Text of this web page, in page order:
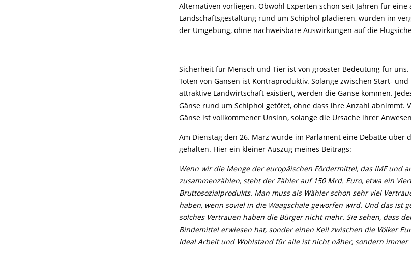
Alternativen vorliegen. Obwohl Experten schon seit Jahren für eine
Landschaftsgestaltung rund um Schiphol plädieren, wurden im
der Umgebung, ohne nachweisbare Auswirkungen auf die
Sicherheit für Mensch und Tier ist von grösster Bedeutung für uns.
Töten von Gänsen ist Kontraproduktiv. Solange zwischen Start-
attraktive Landwirtschaft existiert, werden die Gänse kommen.
Gänse rund um Schiphol getötet, ohne dass ihre Anzahl abnimmt.
Gänse ist vollkommener Unsinn, solange die Ursache ihrer
Am Dienstag den 26. März wurde im Parlament eine Debatte über
gehalten. Hier ein kleiner Auszug meines Beitrags:
Wenn wir die Menge der europäischen Fördermittel, das IMF und
zusammenzählen, steht der Zähler auf 150 Mrd. Euro, etwa ein
Bruttosozialprodukts. Man muss als Wähler schon sehr viel
haben, wenn soviel in die Waagschale geworfen wird. Und das ist
solches Vertrauen haben die Bürger nicht mehr. Sie sehen, dass
Bindemittel erwiesen hat, sonder einen Keil zwischen die Völker
Ideal Arbeit und Wohlstand für alle ist nicht näher, sondern immer